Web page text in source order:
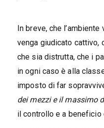
In breve, che
venga giudicato cattivo,
che sia distrutta, che i
in ogni caso è alla
imposto di far
dei mezzi e il massimo
il controllo e a beneficio